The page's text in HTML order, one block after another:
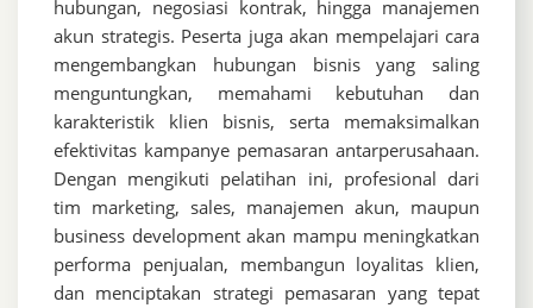
hubungan, negosiasi kontrak, hingga manajemen
akun strategis. Peserta juga akan mempelajari cara
mengembangkan hubungan bisnis yang saling
menguntungkan, memahami kebutuhan dan
karakteristik klien bisnis, serta memaksimalkan
efektivitas kampanye pemasaran antarperusahaan.
Dengan mengikuti pelatihan ini, profesional dari
tim marketing, sales, manajemen akun, maupun
business development akan mampu meningkatkan
performa penjualan, membangun loyalitas klien,
dan menciptakan strategi pemasaran yang tepat